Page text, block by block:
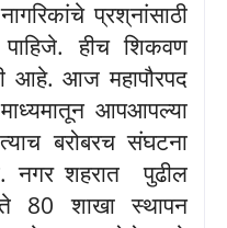
नागरिकांचे प्रश्नांसाठी
.हीच शिकवण
आहे.आज महापौरपद
आपआपल्या
त्याच बरोबरच संघटना
.नगर शहरात
पुढील
80शाखा स्थापन